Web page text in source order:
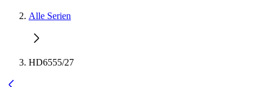
Alle Serien
HD6555/27